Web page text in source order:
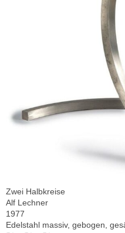
Zwei Halbkreise
Alf Lechner
1977
Edelstahl massiv, gebogen,